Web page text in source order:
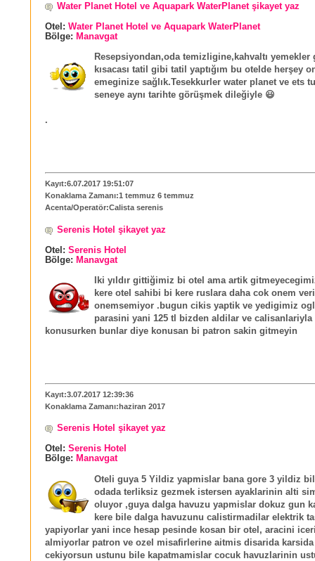
Water Planet Hotel ve Aquapark WaterPlanet şikayet yaz
Otel: Water Planet Hotel ve Aquapark WaterPlanet
Bölge: Manavgat
Resepsiyondan,oda temizligine,kahvaltı yemekler
kısacası tatil gibi tatil yaptığım bu otelde herşey
emeginize sağlık.Tesekkurler water planet ve ets
seneye aynı tarihte görüşmek dileğiyle 😃
.
Kayıt:6.07.2017 19:51:07
Konaklama Zamanı:1 temmuz 6 temmuz
Acenta/Operatör:Calista serenis
Serenis Hotel şikayet yaz
Otel: Serenis Hotel
Bölge: Manavgat
Iki yıldır gittiğimiz bi otel ama artik
kere otel sahibi bi kere ruslara daha cok onem
onemsemiyor .bugun cikis yaptik ve yedigimiz
parasini yani 125 tl bizden aldilar ve calisanlariyla
konusurken bunlar diye konusan bi patron sakin gitmeyin
Kayıt:3.07.2017 12:39:36
Konaklama Zamanı:haziran 2017
Serenis Hotel şikayet yaz
Otel: Serenis Hotel
Bölge: Manavgat
Oteli guya 5 Yildiz yapmislar bana gore 3 yildiz
odada terliksiz gezmek istersen ayaklarinin alti
oluyor ,guya dalga havuzu yapmislar dokuz gun
kere bile dalga havuzunu calistirmadilar elektrik
yapiyorlar yani ince hesap pesinde kosan bir otel, aracini
almiyorlar patron ve ozel misafirlerine aitmis disarida karsida
cekiyorsun ustunu bile kapatmamislar cocuk havuzlarinin